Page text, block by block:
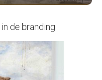
de branding